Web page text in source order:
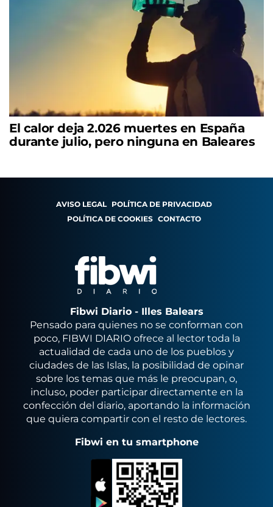
El calor deja 2.026 muertes en España
durante julio, pero ninguna en Baleares
AVISO LEGAL POLÍTICA DE PRIVACIDAD
POLÍTICA DE COOKIES CONTACTO
Fibwi Diario - Illes Balears
Pensado para quienes no se conforman con
poco, FIBWI DIARIO ofrece al lector toda la
actualidad de cada uno de los pueblos y
ciudades de las Islas, la posibilidad de opinar
sobre los temas que más le preocupan, o,
incluso, poder participar directamente en la
confección del diario, aportando la información
que quiera compartir con el resto de lectores.
Fibwi en tu smartphone